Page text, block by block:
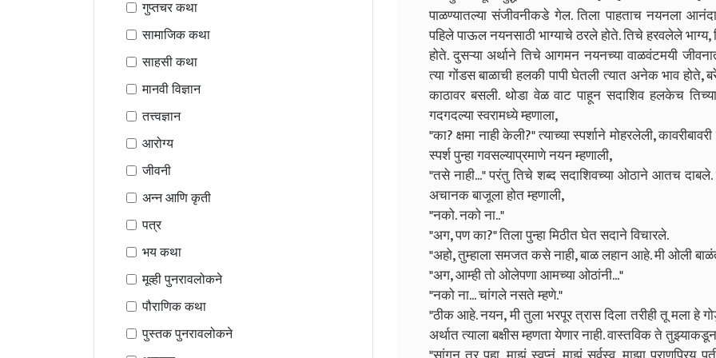
गुप्तचर कथा
सामाजिक कथा
साहसी कथा
मानवी विज्ञान
तत्त्वज्ञान
आरोग्य
जीवनी
अन्न आणि कृती
पत्र
भय कथा
मूव्ही पुनरावलोकने
पौराणिक कथा
पुस्तक पुनरावलोकने
पाळण्यातल्या संजीवनीकडे गेल. तिला पाहताच नयनला
पहिले पाऊल नयनसाठी भाग्याचे ठरले होते. तिचे हरवलेले
होते. दुसऱ्या अर्थाने तिचे आगमन नयनच्या वाळवंटमयी
त्या गोंडस बाळाची हलकी पापी घेतली त्यात अनेक भाव
काठावर बसली. थोडा वेळ वाट पाहून सदाशिव हलकेच
गदगदल्या स्वरामध्ये म्हणाला,
"का? क्षमा नाही केली?" त्याच्या स्पर्शाने मोहरलेली,
स्पर्श पुन्हा गवसल्याप्रमाणे नयन म्हणाली,
"तसे नाही..." परंतु तिचे शब्द सदाशिवच्या ओठाने आतच दाबले.
अचानक बाजूला होत म्हणाली,
"नको. नको ना.."
"अग, पण का?" तिला पुन्हा मिठीत घेत सदाने विचारले.
"अहो, तुम्हाला समजत कसे नाही, बाळ लहान आहे. मी ओली
"अग, आम्ही तो ओलेपणा आमच्या ओठांनी..."
"नको ना... चांगले नसते म्हणे."
"ठीक आहे. नयन, मी तुला भरपूर त्रास दिला तरीही तू मला हे
अर्थात त्याला बक्षीस म्हणता येणार नाही. वास्तविक ते